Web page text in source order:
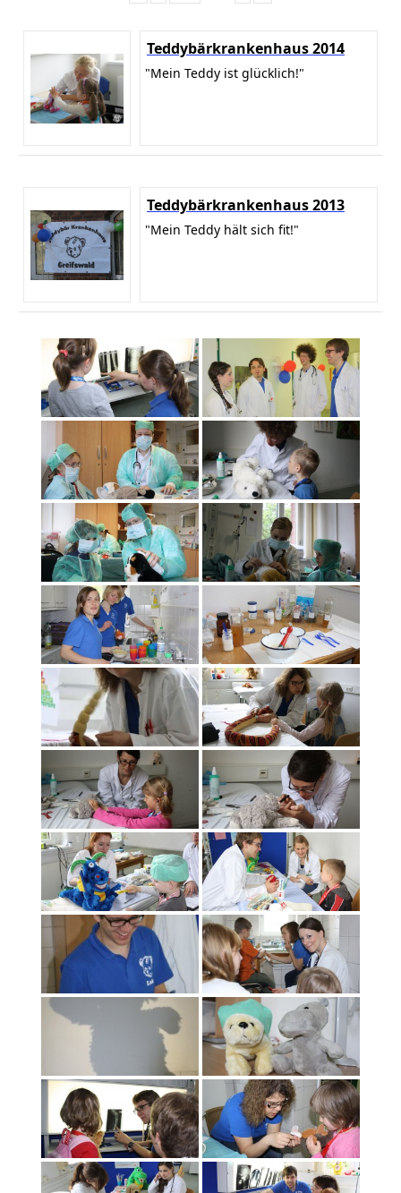
Teddybärkrankenhaus 2014
"Mein Teddy ist glücklich!"
Teddybärkrankenhaus 2013
"Mein Teddy hält sich fit!"